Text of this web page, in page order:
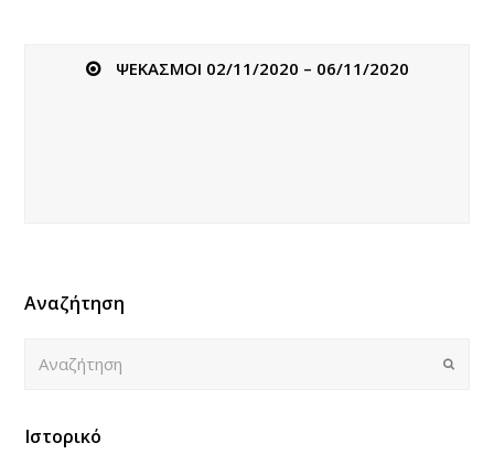
ΨΕΚΑΣΜΟΙ 02/11/2020 – 06/11/2020
Αναζήτηση
Submit
Ιστορικό